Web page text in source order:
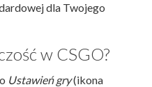
dla Twojego
w CSGO?
Ustawień gry(ikona